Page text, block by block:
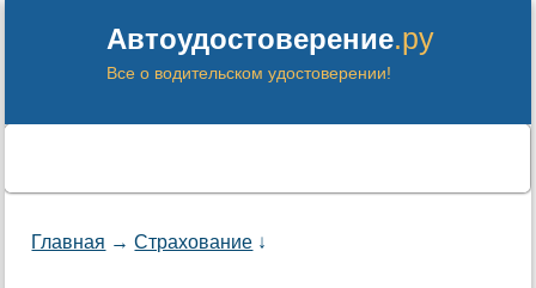
Автоудостоверение.ру
Все о водительском удостоверении!
Главная →Страхование ↓